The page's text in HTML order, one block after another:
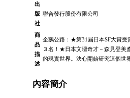
出
版
社
聯合發行股份有限公司
商
品
描
述
企鵝公路：★第31屆日本SF大賞受
３名！★日本文壇奇才－森見登美
的現實世界。決心開始研究這個世
內容簡介